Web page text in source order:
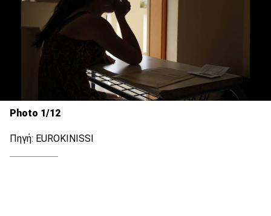
Photo 1/12
Πηγή: EUROKINISSI